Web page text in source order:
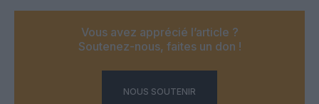
Vous avez apprécié l’article ?
Soutenez-nous, faites un don !
NOUS SOUTENIR